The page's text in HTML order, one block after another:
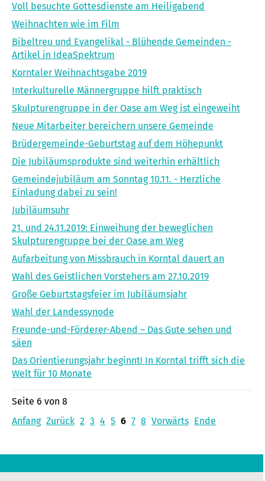
Voll besuchte Gottesdienste am Heiligabend
Weihnachten wie im Film
Bibeltreu und Evangelikal - Blühende Gemeinden -
Artikel in IdeaSpektrum
Korntaler Weihnachtsgabe 2019
Interkulturelle Männergruppe hilft praktisch
Skulpturengruppe in der Oase am Weg ist eingeweiht
Neue Mitarbeiter bereichern unsere Gemeinde
Brüdergemeinde-Geburtstag auf dem Höhepunkt
Die Jubiläumsprodukte sind weiterhin erhältlich
Gemeindejubiläum am Sonntag 10.11. - Herzliche
Einladung dabei zu sein!
Jubiläumsuhr
21. und 24.11.2019: Einweihung der beweglichen
Skulpturengruppe bei der Oase am Weg
Aufarbeitung von Missbrauch in Korntal dauert an
Wahl des Geistlichen Vorstehers am 27.10.2019
Große Geburtstagsfeier im Jubiläumsjahr
Wahl der Landessynode
Freunde-und-Förderer-Abend – Das Gute sehen und
säen
Das Orientierungsjahr beginnt! In Korntal trifft sich die
Welt für 10 Monate
Seite 6 von 8
Anfang Zurück 2 3 4 5 6 7 8 Vorwärts Ende